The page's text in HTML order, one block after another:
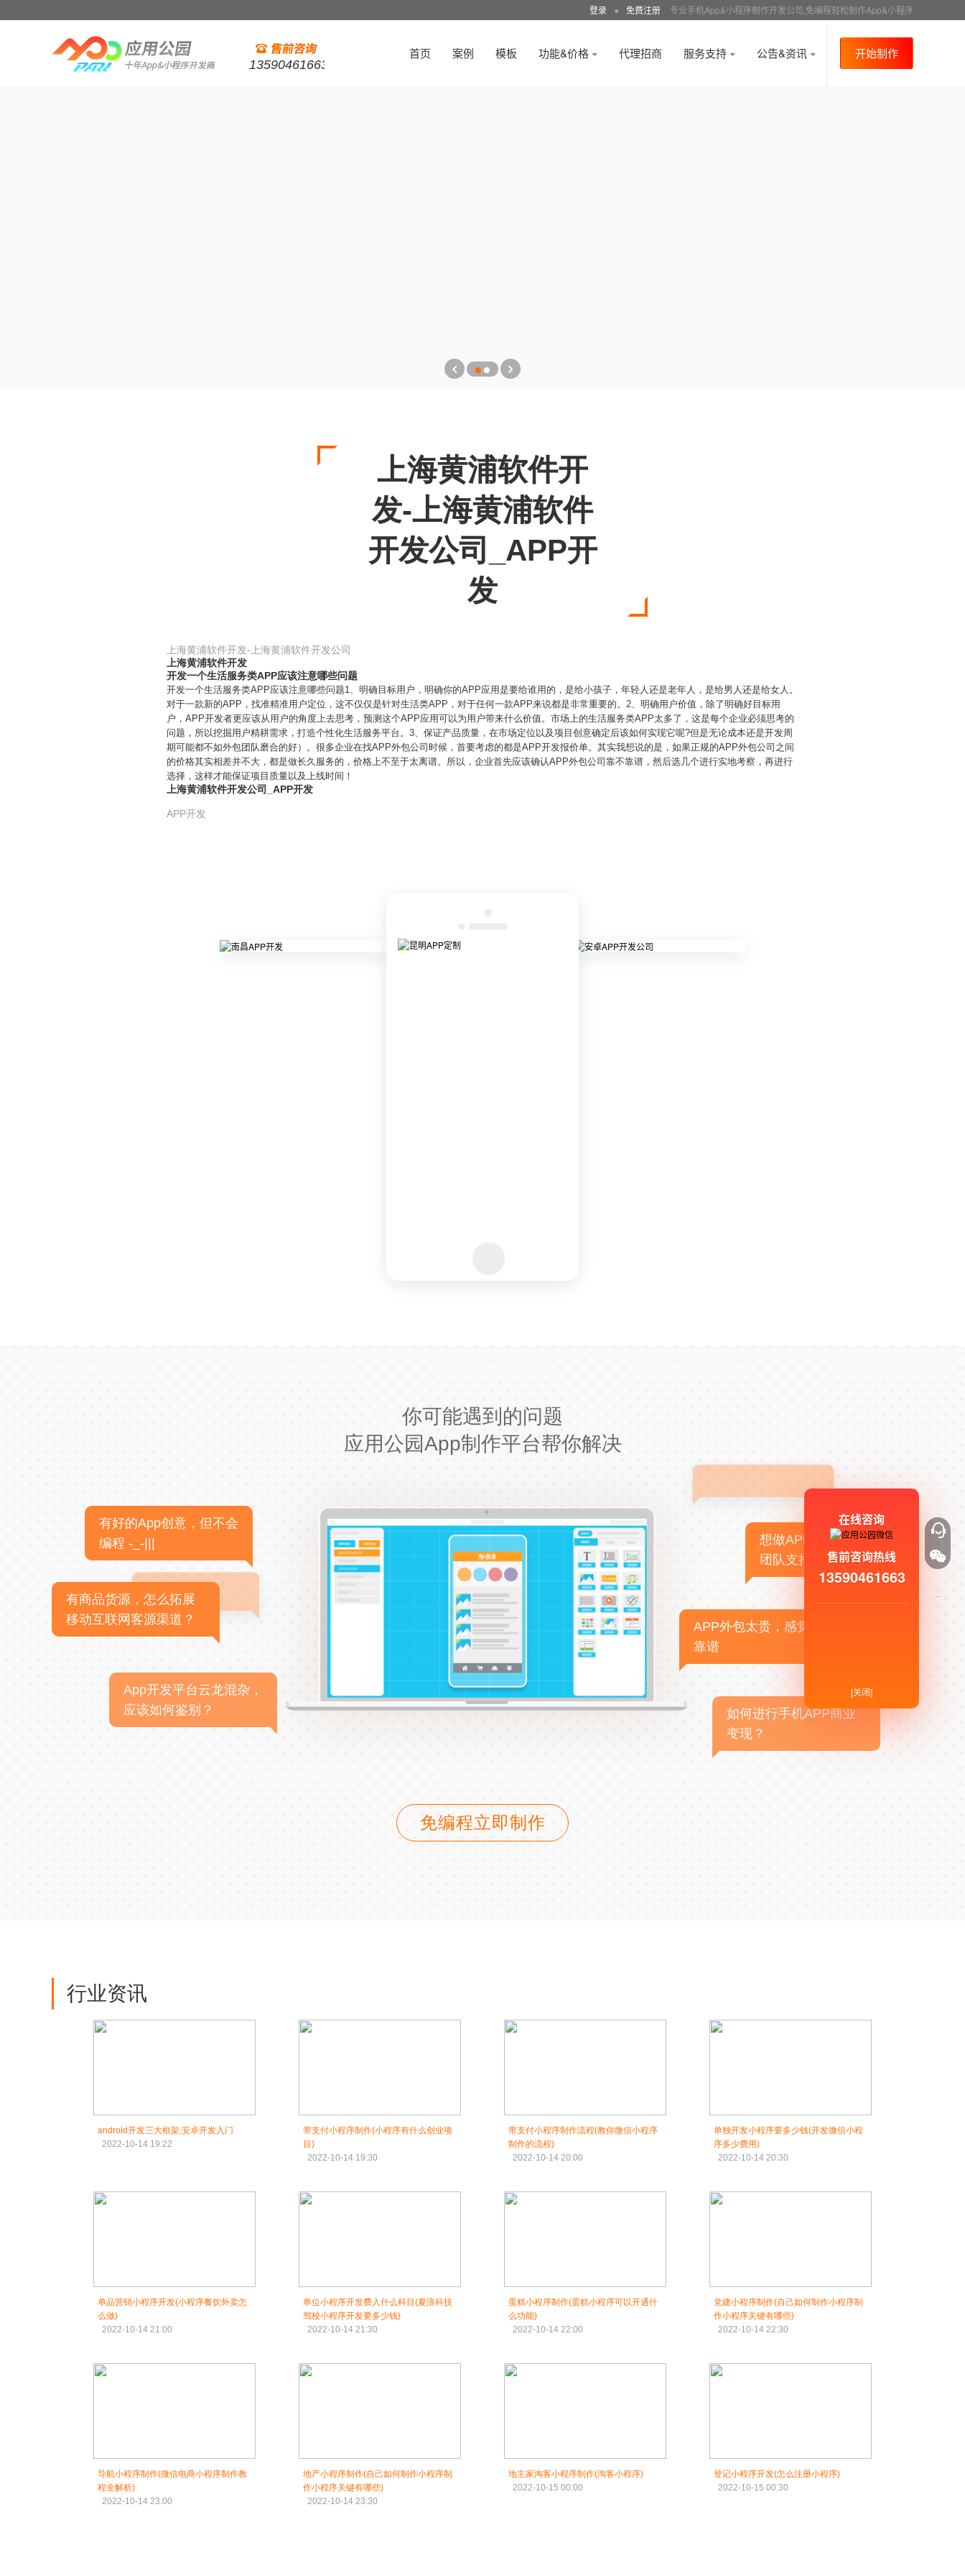
登录 ● 免费注册 专业手机App&小程序制作开发公司,免编程轻松制作App&小程序
13590461663
首页 案例 模板 功能&价格 代理招商 服务支持 公告&资讯 开始制作
上海黄浦软件开
发-上海黄浦软件
开发公司_APP开
发
上海黄浦软件开发-上海黄浦软件开发公司
上海黄浦软件开发
开发一个生活服务类APP应该注意哪些问题
开发一个生活服务类APP应该注意哪些问题1、明确目标用户，明确你的APP应用是要给谁用的，是给小孩子，年轻人还是老年人，是给男人还是给女人。
对于一款新的APP，找准精准用户定位，这不仅仅是针对生活类APP，对于任何一款APP来说都是非常重要的。2、明确用户价值，除了明确好目标用
户，APP开发者更应该从用户的角度上去思考，预测这个APP应用可以为用户带来什么价值。市场上的生活服务类APP太多了，这是每个企业必须思考的
问题，所以挖掘用户精耕需求，打造个性化生活服务平台。3、保证产品质量，在市场定位以及项目创意确定后该如何实现它呢?但是无论成本还是开发周
期可能都不如外包团队磨合的好）。很多企业在找APP外包公司时候，首要考虑的都是APP开发报价单。其实我想说的是，如果正规的APP外包公司之间
的价格其实相差并不大，都是做长久服务的，价格上不至于太离谱。所以，企业首先应该确认APP外包公司靠不靠谱，然后选几个进行实地考察，再进行
选择，这样才能保证项目质量以及上线时间！
上海黄浦软件开发公司_APP开发
APP开发
你可能遇到的问题
应用公园App制作平台帮你解决
有好的App创意，但不会
编程 -_-|||
有商品货源，怎么拓展
移动互联网客源渠道？
App开发平台云龙混杂，
应该如何鉴别？
想做APP，但没有技术
团队支持
APP外包太贵，感觉不
靠谱
如何进行手机APP商业
变现？
免编程立即制作
行业资讯
android开发三大框架,安卓开发入门
2022-10-14 19:22
带支付小程序制作(小程序有什么创业项
目)
2022-10-14 19:30
带支付小程序制作流程(教你微信小程序
制作的流程)
2022-10-14 20:00
单独开发小程序要多少钱(开发微信小程
序多少费用)
2022-10-14 20:30
单品营销小程序开发(小程序餐饮外卖怎
么做)
2022-10-14 21:00
单位小程序开发费入什么科目(夏浪科技
驾校小程序开发要多少钱)
2022-10-14 21:30
蛋糕小程序制作(蛋糕小程序可以开通什
么功能)
2022-10-14 22:00
党建小程序制作(自己如何制作小程序制
作小程序关键有哪些)
2022-10-14 22:30
导航小程序制作(微信电商小程序制作教
程全解析)
2022-10-14 23:00
地产小程序制作(自己如何制作小程序制
作小程序关键有哪些)
2022-10-14 23:30
地主家淘客小程序制作(淘客小程序)
2022-10-15 00:00
登记小程序开发(怎么注册小程序)
2022-10-15 00:30
在线咨询
售前咨询热线
13590461663
[关闭]